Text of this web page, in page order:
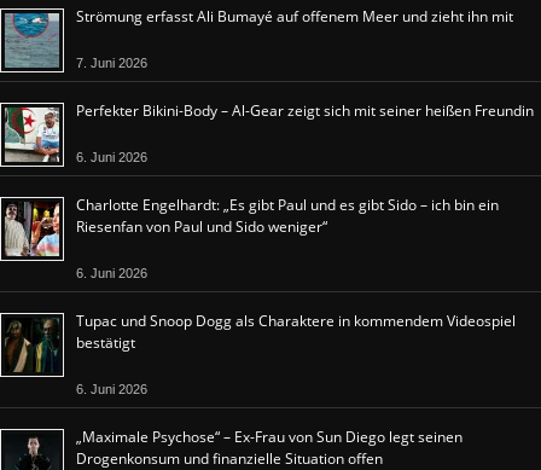
Strömung erfasst Ali Bumayé auf offenem Meer und zieht ihn mit
7. Juni 2026
Perfekter Bikini-Body – Al-Gear zeigt sich mit seiner heißen Freundin
6. Juni 2026
Charlotte Engelhardt: „Es gibt Paul und es gibt Sido – ich bin ein
Riesenfan von Paul und Sido weniger“
6. Juni 2026
Tupac und Snoop Dogg als Charaktere in kommendem Videospiel
bestätigt
6. Juni 2026
„Maximale Psychose“ – Ex-Frau von Sun Diego legt seinen
Drogenkonsum und finanzielle Situation offen